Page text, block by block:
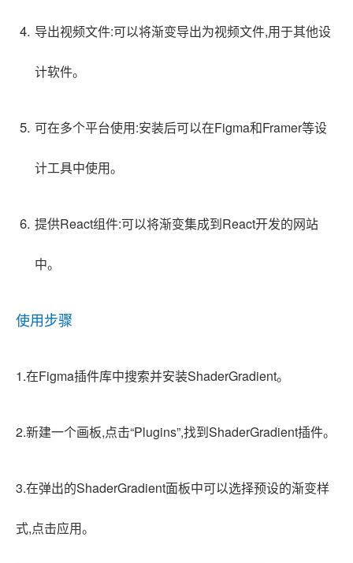
导出视频文件:可以将渐变导出为视频文件,用于其他设
计软件。
可在多个平台使用:安装后可以在Figma和Framer等设
计工具中使用。
提供React组件:可以将渐变集成到React开发的网站
中。
使用步骤
1.在Figma插件库中搜索并安装ShaderGradient。
2.新建一个画板,点击“Plugins”,找到ShaderGradient插件。
3.在弹出的ShaderGradient面板中可以选择预设的渐变样
式,点击应用。